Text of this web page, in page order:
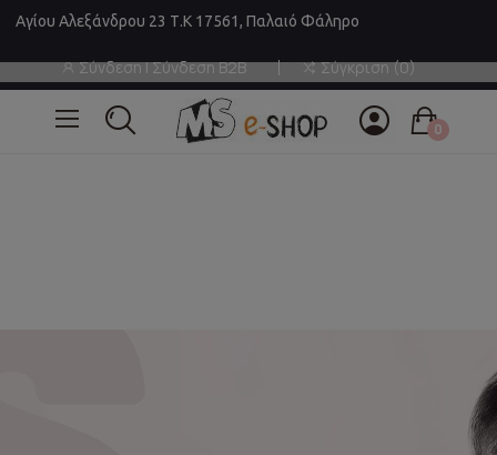
Αγίου Αλεξάνδρου 23 Τ.Κ 17561, Παλαιό Φάληρο
Σύνδεση | Σύνδεση B2B Σύγκριση 0
0